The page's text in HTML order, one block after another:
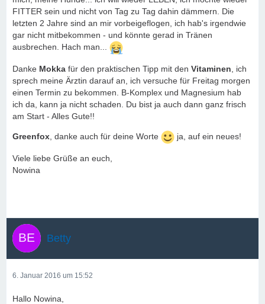
FITTER sein und nicht von Tag zu Tag dahin dämmern. Die
letzten 2 Jahre sind an mir vorbeigeflogen, ich hab's irgendwie
gar nicht mitbekommen - und könnte gerad in Tränen
ausbrechen. Hach man...
Danke Mokka für den praktischen Tipp mit den Vitaminen , ich
sprech meine Ärztin darauf an, ich versuche für Freitag morgen
einen Termin zu bekommen. B-Komplex und Magnesium hab
ich da, kann ja nicht schaden. Du bist ja auch dann ganz frisch
am Start - Alles Gute!!
Greenfox, danke auch für deine Worte ja, auf ein neues!
Viele liebe Grüße an euch,
Nowina
Betty
6. Januar 2016 um 15:52
Hallo Nowina,